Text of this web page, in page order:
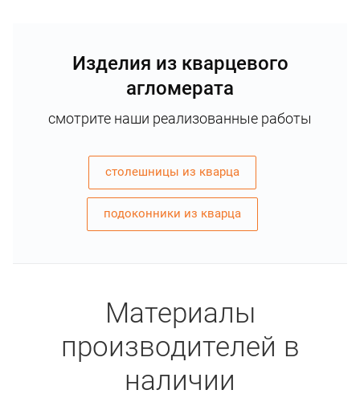
Изделия из кварцевого
агломерата
смотрите наши реализованные работы
столешницы из кварца
подоконники из кварца
Материалы
производителей в
наличии